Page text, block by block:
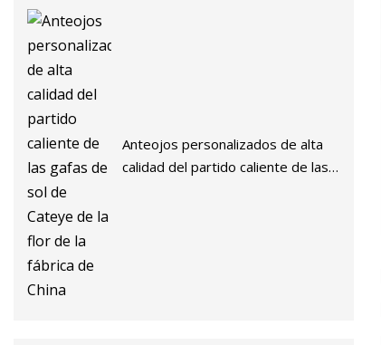
Anteojos personalizados de alta
calidad del partido caliente de las